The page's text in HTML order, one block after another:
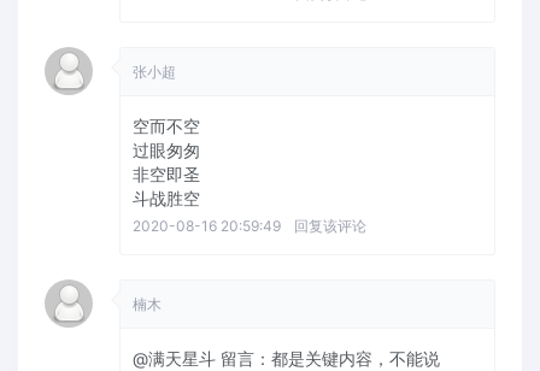
张小超
空而不空
过眼匆匆
非空即圣
斗战胜空
2020-08-16 20:59:49 回复该评论
楠木
@满天星斗 留言：都是关键内容，不能说